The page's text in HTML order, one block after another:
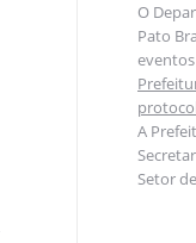
O
Pato
A
Setor